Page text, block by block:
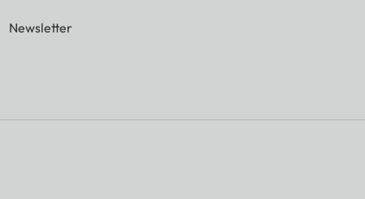
Newsletter